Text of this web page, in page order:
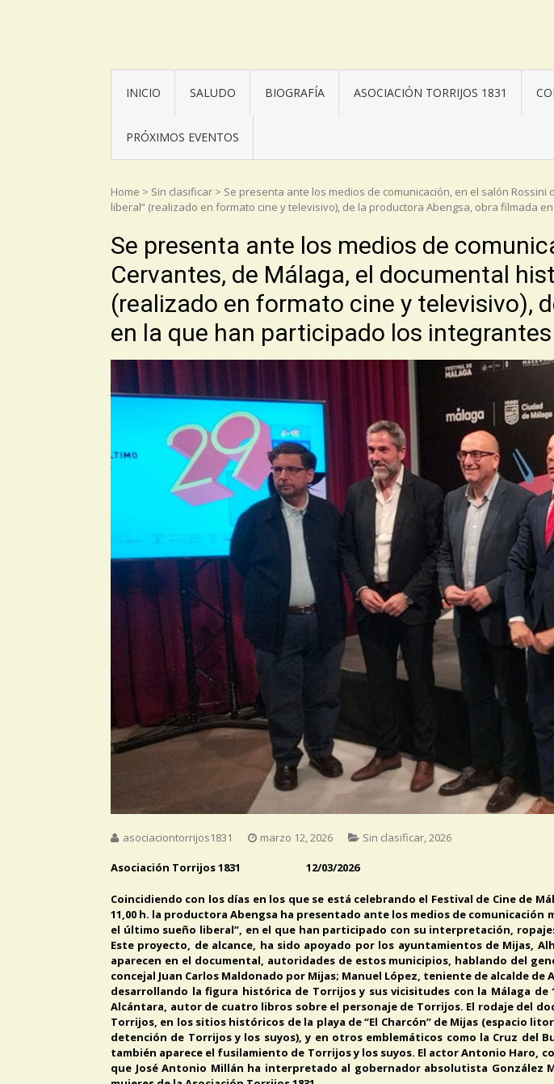
INICIO SALUDO BIOGRAFÍA ASOCIACIÓN TORRIJOS 1831
PRÓXIMOS EVENTOS
Home > Sin clasificar > Se presenta ante los medios de comunicación, en el salón
liberal” (realizado en formato cine y televisivo), de la productora Abengsa, obra filmada
Se presenta ante los medios de
Cervantes, de Málaga, el documental
(realizado en formato cine y televisivo),
en la que han participado los
asociaciontorrijos1831 marzo 12, 2026 Sin clasificar,2026
Asociación Torrijos 1831 12/03/2026
Coincidiendo con los días en los que se está celebrando el Festival de Cine de
11,00 h. la productora Abengsa ha presentado ante los medios de
el último sueño liberal”, en el que han participado con su interpretación,
Este proyecto, de alcance, ha sido apoyado por los ayuntamientos de Mijas,
aparecen en el documental, autoridades de estos municipios, hablando del
concejal Juan Carlos Maldonado por Mijas; Manuel López, teniente de alcalde
desarrollando la figura histórica de Torrijos y sus vicisitudes con la Málaga
Alcántara, autor de cuatro libros sobre el personaje de Torrijos. El rodaje del
Torrijos, en los sitios históricos de la playa de “El Charcón” de Mijas (espacio
detención de Torrijos y los suyos), y en otros emblemáticos como la Cruz del
también aparece el fusilamiento de Torrijos y los suyos. El actor Antonio Haro,
que José Antonio Millán ha interpretado al gobernador absolutista González